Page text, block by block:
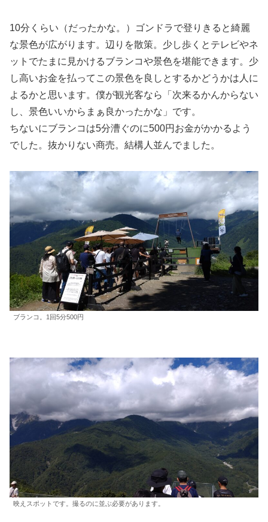
10分くらい（だったかな。）ゴンドラで登りきると綺麗
な景色が広がります。辺りを散策。少し歩くとテレビやネ
ットでたまに見かけるブランコや景色を堪能できます。少
し高いお金を払ってこの景色を良しとするかどうかは人に
よるかと思います。僕が観光客なら「次来るかんからない
し、景色いいからまぁ良かったかな」です。
ちないにブランコは5分漕ぐのに500円お金がかかるよう
でした。抜かりない商売。結構人並んでました。
ブランコ。1回5分500円
映えスポットです。撮るのに並ぶ必要があります。